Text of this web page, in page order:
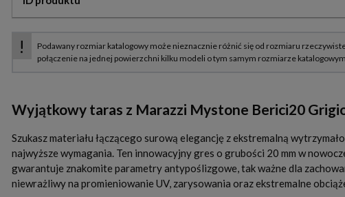
Wyjątkowy taras z Marazzi Mystone Berici20
Szukasz materiału łączącego surową elegancję z ekstremalną
najwyższe wymagania. Ten innowacyjny gres o grubości 20 mm w
gwarantuje znakomite parametry antypoślizgowe, tak ważne dla
niewrażliwy na promieniowanie UV, zarysowania oraz ekstremalne